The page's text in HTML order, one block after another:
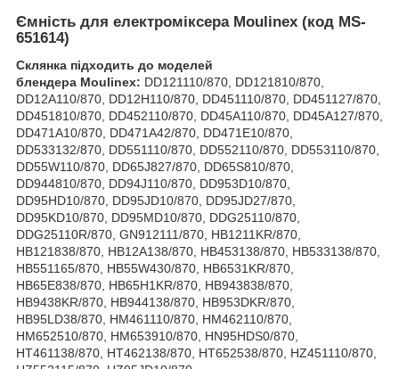
Ємність для електроміксера Moulinex (код MS-
651614)
Склянка підходить до моделей
блендера Moulinex: DD121110/870, DD121810/870,
DD12A110/870, DD12H110/870, DD451110/870, DD451127/870,
DD451810/870, DD452110/870, DD45A110/870, DD45A127/870,
DD471A10/870, DD471A42/870, DD471E10/870,
DD533132/870, DD551110/870, DD552110/870, DD553110/870,
DD55W110/870, DD65J827/870, DD65S810/870,
DD944810/870, DD94J110/870, DD953D10/870,
DD95HD10/870, DD95JD10/870, DD95JD27/870,
DD95KD10/870, DD95MD10/870, DDG25110/870,
DDG25110R/870, GN912111/870, HB1211KR/870,
HB121838/870, HB12A138/870, HB453138/870, HB533138/870,
HB551165/870, HB55W430/870, HB6531KR/870,
HB65E838/870, HB65H1KR/870, HB943838/870,
HB9438KR/870, HB944138/870, HB953DKR/870,
HB95LD38/870, HM461110/870, HM462110/870,
HM652510/870, HM653910/870, HN95HDS0/870,
HT461138/870, HT462138/870, HT652538/870, HZ451110/870,